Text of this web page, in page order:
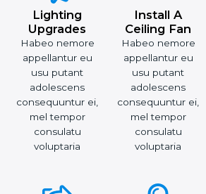
Lighting
Upgrades
Habeo nemore
appellantur eu
usu putant
adolescens
consequuntur ei,
mel tempor
consulatu
voluptaria
Install A
Ceiling Fan
Habeo nemore
appellantur eu
usu putant
adolescens
consequuntur ei,
mel tempor
consulatu
voluptaria